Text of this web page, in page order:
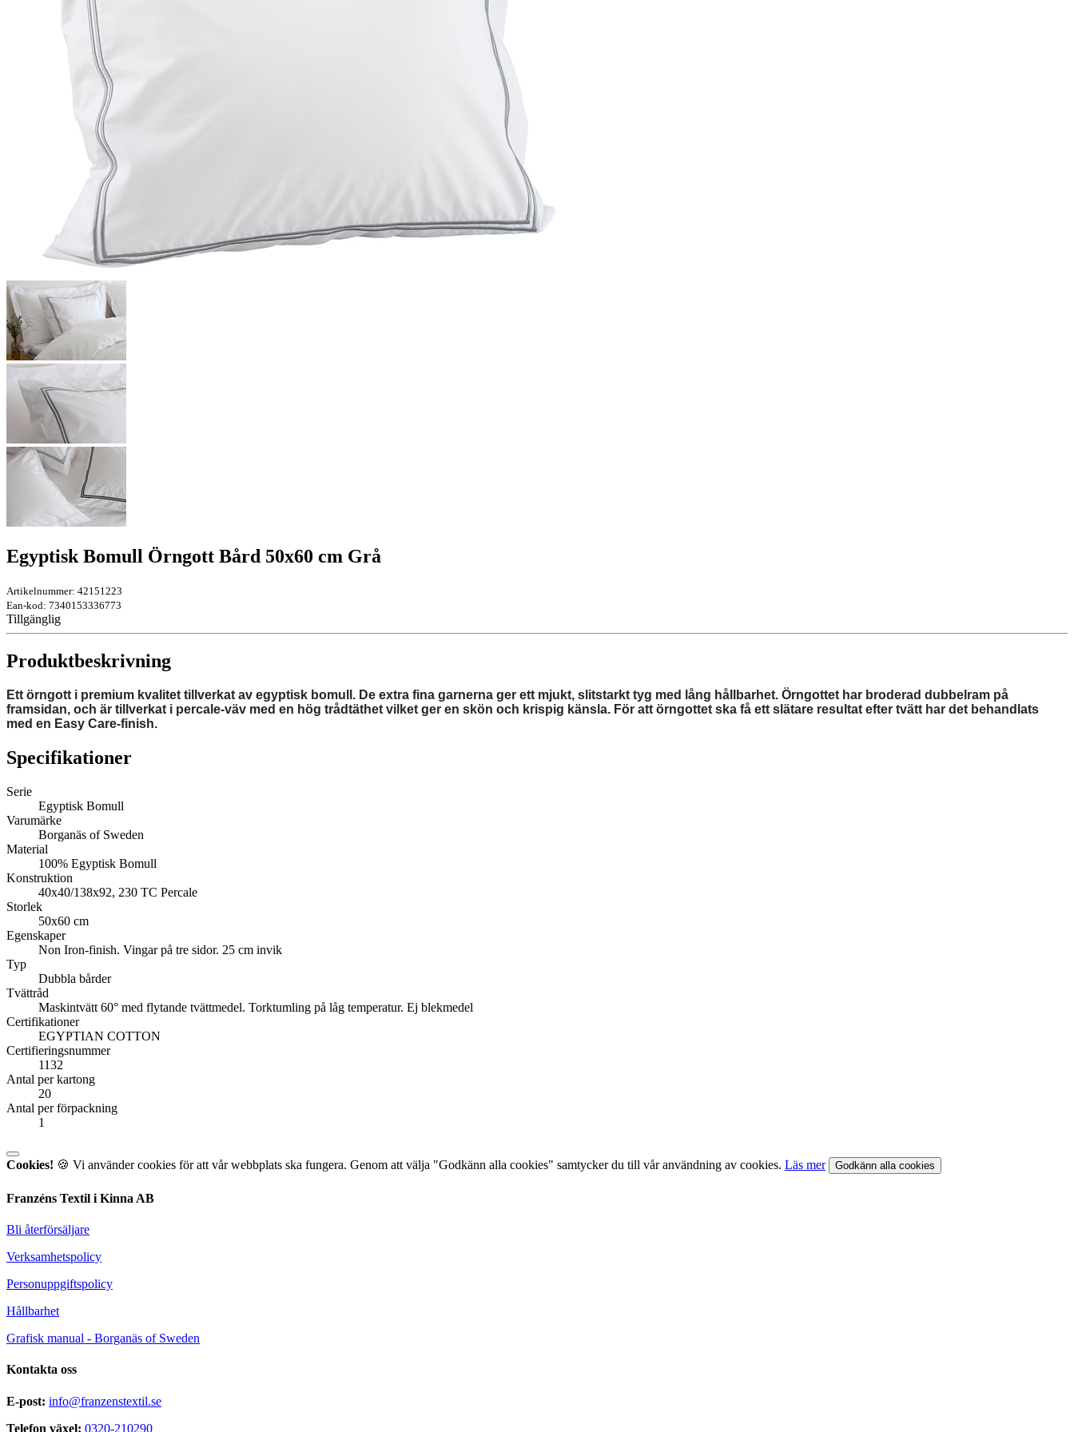
Egyptisk Bomull Örngott Bård 50x60 cm Grå
Artikelnummer: 42151223
Ean-kod: 7340153336773
Tillgänglig
Produktbeskrivning
Ett örngott i premium kvalitet tillverkat av egyptisk bomull. De extra fina garnerna ger ett mjukt, slitstarkt tyg med lång hållbarhet. Örngottet har broderad dubbelram på
framsidan, och är tillverkat i percale-väv med en hög trådtäthet vilket ger en skön och krispig känsla. För att örngottet ska få ett slätare resultat efter tvätt har det behandlats
med en Easy Care-finish.
Specifikationer
Serie
Egyptisk Bomull
Varumärke
Borganäs of Sweden
Material
100% Egyptisk Bomull
Konstruktion
40x40/138x92, 230 TC Percale
Storlek
50x60 cm
Egenskaper
Non Iron-finish. Vingar på tre sidor. 25 cm invik
Typ
Dubbla bårder
Tvättråd
Maskintvätt 60° med flytande tvättmedel. Torktumling på låg temperatur. Ej blekmedel
Certifikationer
EGYPTIAN COTTON
Certifieringsnummer
1132
Antal per kartong
20
Antal per förpackning
1
Cookies! 🍪 Vi använder cookies för att vår webbplats ska fungera. Genom att välja "Godkänn alla cookies" samtycker du till vår användning av cookies. Läs mer Godkänn alla cookies
Franzéns Textil i Kinna AB
Bli återförsäljare
Verksamhetspolicy
Personuppgiftspolicy
Hållbarhet
Grafisk manual - Borganäs of Sweden
Kontakta oss
E-post: info@franzenstextil.se
Telefon växel: 0320-210290